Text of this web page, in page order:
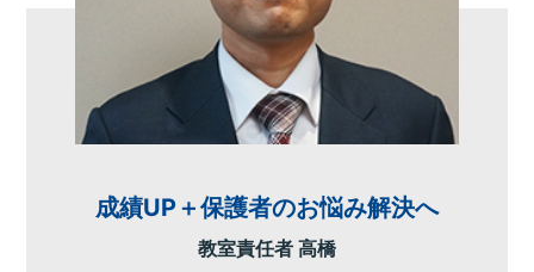
成績UP＋保護者のお悩み解決へ
教室責任者 高橋